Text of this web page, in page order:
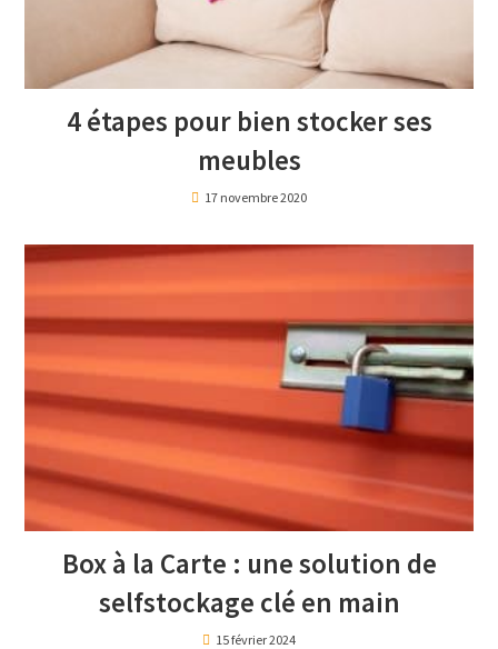
4 étapes pour bien stocker ses
meubles
17 novembre 2020
Box à la Carte : une solution de
selfstockage clé en main
15 février 2024